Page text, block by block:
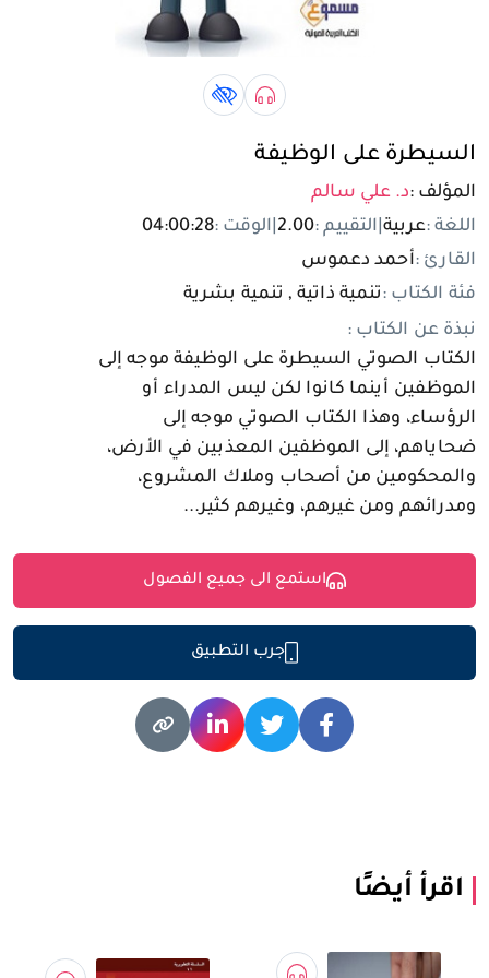
تسجيل الدخول
مستخدم جديد
صوتي bookكتاب لذوي الهمم book
السيطرة على الوظيفة
المؤلف :د. علي سالم
اللغة :عربية التقييم :2.00 الوقت :04:00:28
القارئ :أحمد دعموس
فئة الكتاب :تنمية ذاتية , تنمية بشرية
نبذة عن الكتاب :
الكتاب الصوتي السيطرة على الوظيفة موجه إلى
الموظفين أينما كانوا لكن ليس المدراء أو
الرؤساء، وهذا الكتاب الصوتي موجه إلى
ضحاياهم، إلى الموظفين المعذبين في الأرض،
والمحكومين من أصحاب وملاك المشروع،
ومدرائهم ومن غيرهم، وغيرهم كثير...
استمع الى جميع الفصول
جرب التطبيق
اقرأ أيضًا